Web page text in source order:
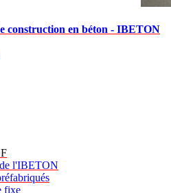
construction en béton - IBETON
l'IBETON
fixe